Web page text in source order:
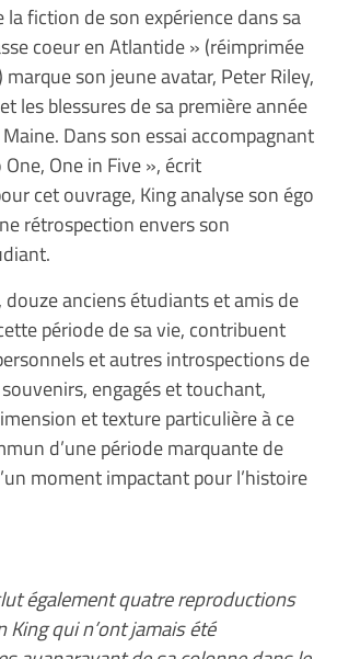
fiction de son expérience dans sa
coeur en Atlantide » (réimprimée
son jeune avatar, Peter Riley,
les blessures de sa première année
Dans son essai accompagnant
One in Five », écrit
cet ouvrage, King analyse son égo
rétrospection envers son
anciens étudiants et amis de
période de sa vie, contribuent
et autres introspections de
engagés et touchant,
et texture particulière à ce
d’une période marquante de
moment impactant pour l’histoire
également quatre reproductions
King qui n’ont jamais été